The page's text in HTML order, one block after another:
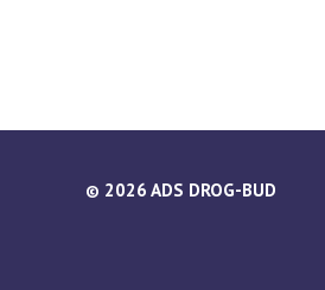
© 2026 ADS DROG-BUD